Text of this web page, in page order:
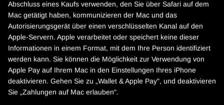
Abschluss eines Kaufs verwenden, den Sie über Safari auf dem
Mac getätigt haben, kommunizieren der Mac und das
Autorisierungsgerät über einen verschlüsselten Kanal auf den
Apple-Servern. Apple verarbeitet oder speichert keine dieser
Informationen in einem Format, mit dem Ihre Person identifiziert
werden kann. Sie können die Möglichkeit zur Verwendung von
Apple Pay auf Ihrem Mac in den Einstellungen Ihres iPhone
deaktivieren. Gehen Sie zu „Wallet & Apple Pay", und deaktivieren
Sie „Zahlungen auf Mac erlauben".